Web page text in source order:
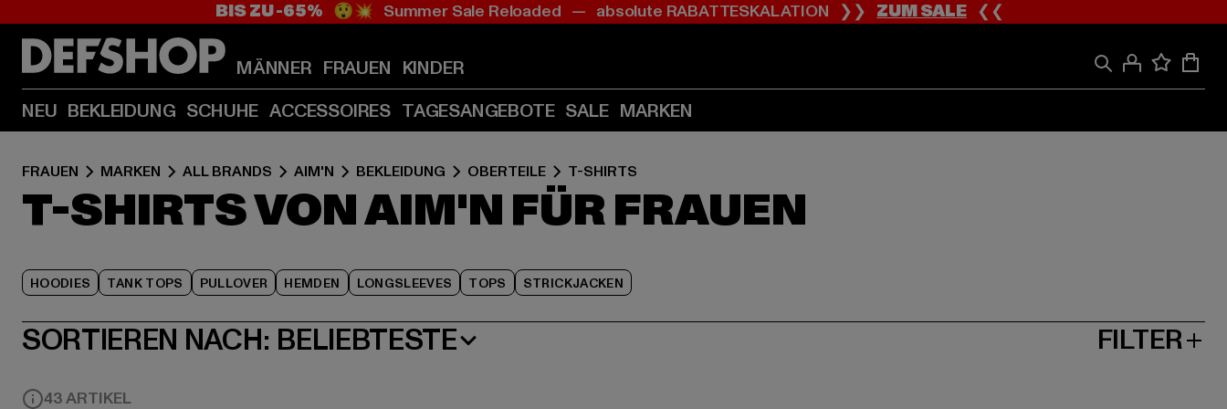
Zum
(Enter
drücken)
Zum
(Enter
drücken)
BIS ZU -65% 😲💥 Summer Sale Reloaded — absolute RABATTESKALATION ❯❯ZUM SALE❮❮
MÄNNER FRAUEN KINDER
NEU BEKLEIDUNG SCHUHE ACCESSOIRES TAGESANGEBOTE SALE MARKEN
FRAUEN MARKEN ALL BRANDS AIM'N BEKLEIDUNG OBERTEILE T-SHIRTS
T-SHIRTS VON AIM'N FÜR FRAUEN
HOODIES TANK TOPS PULLOVER HEMDEN LONGSLEEVES TOPS STRICKJACKEN
Zum
(Enter
drücken)
SORTIEREN NACH: BELIEBTESTE FILTER
43 ARTIKEL